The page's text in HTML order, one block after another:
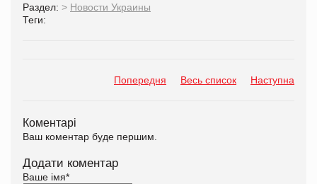
Раздел: > Новости Украины
Теги:
Попередня Весь список Наступна
Коментарі
Ваш коментар буде першим.
Додати коментар
Ваше імя*